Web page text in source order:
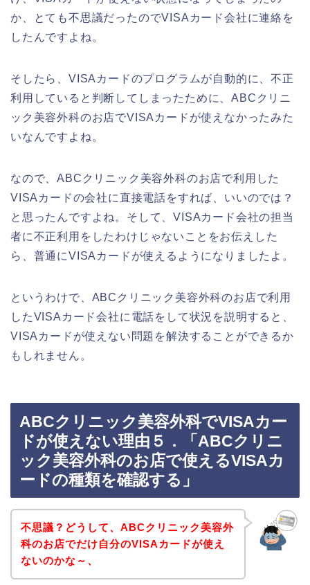
か、とても不思議だったのでVISAカード会社に連絡を
したんですよね。
そしたら、VISAカードのプログラムが自動的に、不正
利用していると判断してしまったために、ABCクリニ
ック美容外科のお店でVISAカードが使えなかったみた
いなんですよね。
なので、ABCクリニック美容外科のお店で利用した
VISAカードの会社に直接電話をすれば、いいのでは？
と思ったんですよね。そして、VISAカード会社の担当
者に不正利用をしたわけじゃないことをお伝えした
ら、普通にVISAカードが使えるようになりましたよ。
というわけで、ABCクリニック美容外科のお店で利用
したVISAカード会社に電話をして状況を説明すると、
VISAカードが使えない問題を解決することができるか
もしれません。
ABCクリニック美容外科でVISAカー
ドが使えない理由５．「ABCクリニ
ック美容外科のお店で使えるVISAカ
ードの種類を確認する」
不思議？どうして、ABCクリニック美容外
科のお店でだけ自分のVISAカードが使え
ないのかな～、